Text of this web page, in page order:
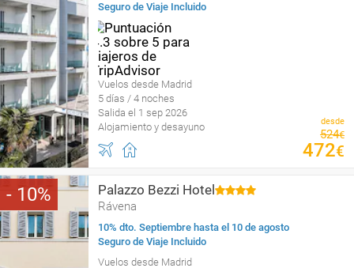
Seguro de Viaje Incluido
Vuelos desde Madrid
5 días / 4 noches
Salida el 1 sep 2026
Alojamiento y desayuno
desde
524€
472€
10 Palazzo Bezzi Hotel
Rávena
10% dto. Septiembre hasta el 10 de agosto
Seguro de Viaje Incluido
Vuelos desde Madrid